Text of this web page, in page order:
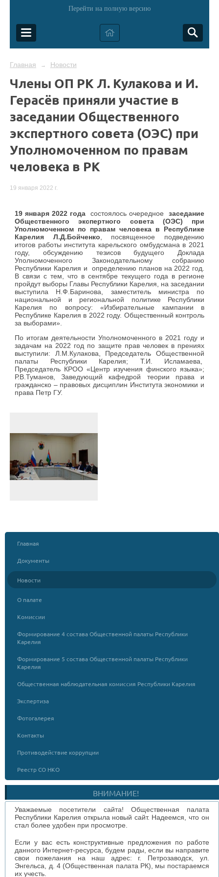
Перейти на полную версию
Главная → Новости
Члены ОП РК Л. Кулакова и И.
Герасёв приняли участие в
заседании Общественного
экспертного совета (ОЭС) при
Уполномоченном по правам
человека в РК
19 января 2022 г.
19 января 2022 года состоялось очередное заседание
Общественного экспертного совета (ОЭС) при
Уполномоченном по правам человека в Республике
Карелия Л.Д.Бойченко , посвященное подведению
итогов работы института карельского омбудсмана в 2021
году, обсуждению тезисов будущего Доклада
Уполномоченного Законодательному собранию
Республики Карелия и определению планов на 2022 год.
В связи с тем, что в сентябре текущего года в регионе
пройдут выборы Главы Республики Карелия, на заседании
выступила Н.Ф.Баринова, заместитель министра по
национальной и региональной политике Республики
Карелия по вопросу: «Избирательные кампании в
Республике Карелия в 2022 году. Общественный контроль
за выборами».
По итогам деятельности Уполномоченного в 2021 году и
задачам на 2022 год по защите прав человек в прениях
выступили: Л.М.Кулакова, Председатель Общественной
палаты Республики Карелия; Т.И. Исламаева,
Председатель КРОО «Центр изучения финского языка»;
Р.В.Туманов, Заведующий кафедрой теории права и
гражданско – правовых дисциплин Института экономики и
права Петр ГУ.
Главная
Документы
Новости
О палате
Комиссии
Формирование 4 состава Общественной палаты Республики
Карелия
Формирование 5 состава Общественной палаты Республики
Карелия
Общественная наблюдательная комиссия Республики Карелия
Экспертиза
Фотогалерея
Контакты
Противодействие коррупции
Реестр СО НКО
ВНИМАНИЕ!
Уважаемые посетители сайта! Общественная палата
Республики Карелия открыла новый сайт. Надеемся, что он
стал более удобен при просмотре.
Если у вас есть конструктивные предложения по работе
данного Интернет-ресурса, будем рады, если вы направите
свои пожелания на наш адрес: г. Петрозаводск, ул.
Энгельса, д. 4 (Общественная палата РК), мы постараемся
их учесть.